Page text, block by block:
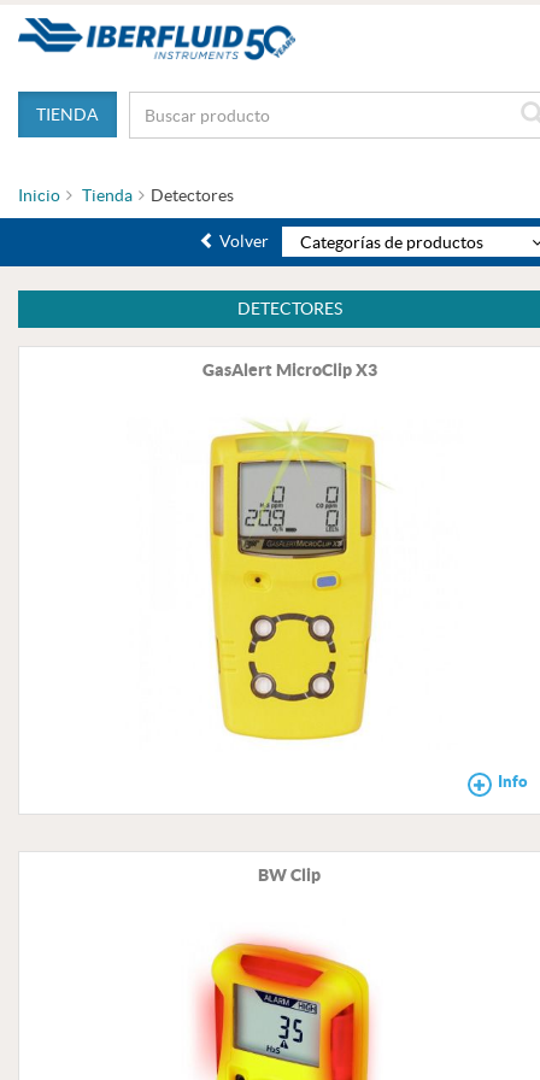
TIENDA
Inicio Tienda Detectores
Volver Categorías de productos
DETECTORES
GasAlert MicroClip X3
Info
BW Clip